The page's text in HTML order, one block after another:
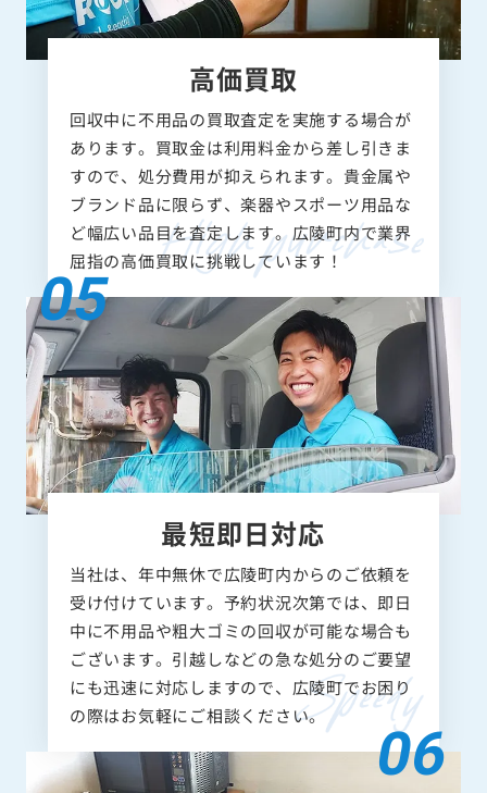
高価買取
回収中に不用品の買取査定を実施する場合が
あります。買取金は利用料金から差し引きま
すので、処分費用が抑えられます。貴金属や
ブランド品に限らず、楽器やスポーツ用品な
ど幅広い品目を査定します。広陵町内で業界
屈指の高価買取に挑戦しています！
最短即日対応
当社は、年中無休で広陵町内からのご依頼を
受け付けています。予約状況次第では、即日
中に不用品や粗大ゴミの回収が可能な場合も
ございます。引越しなどの急な処分のご要望
にも迅速に対応しますので、広陵町でお困り
の際はお気軽にご相談ください。